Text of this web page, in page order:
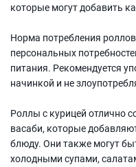
которые могут добавить
Норма потребления
персональных
питания. Рекомендуется
начинкой и не
Роллы с курицей отлично
васаби, которые
блюду. Они также могут
холодными супами,